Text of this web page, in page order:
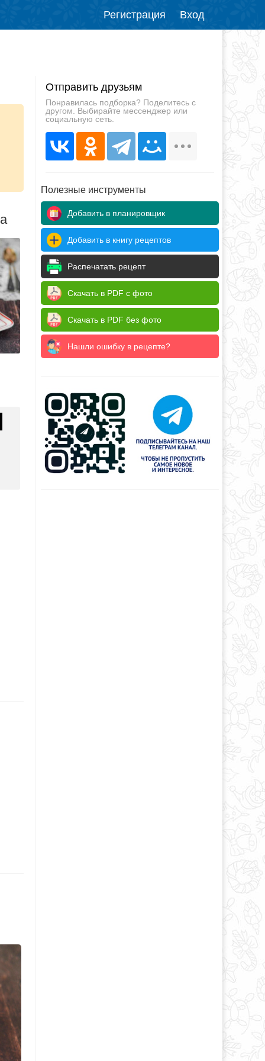
Регистрация Вход
Отправить друзьям
Понравилась подборка? Поделитесь с
другом. Выбирайте мессенджер или
социальную сеть.
Полезные инструменты
Добавить в планировщик
Добавить в книгу рецептов
Распечатать рецепт
Скачать в PDF с фото
Скачать в PDF без фото
Нашли ошибку в рецепте?